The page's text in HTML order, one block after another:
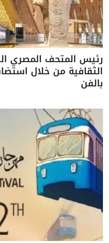
رئيس المتحف المصري
الثقافية من خلال
بالفن